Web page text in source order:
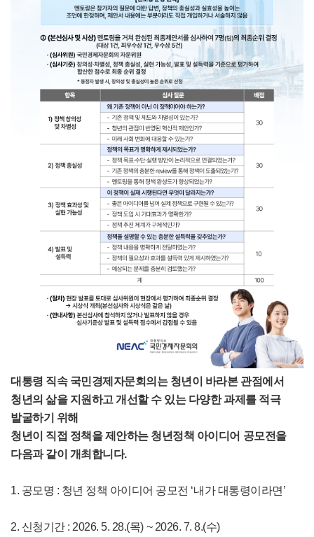
대통령 직속 국민경제자문회의는 청년이 바라본 관점에서
청년의 삶을 지원하고 개선할 수 있는 다양한 과제를 적극
발굴하기 위해
청년이 직접 정책을 제안하는 청년정책 아이디어 공모전을
다음과 같이 개최합니다.
1. 공모명 : 청년 정책 아이디어 공모전 ‘내가 대통령이라면’
2. 신청기간 : 2026. 5. 28.(목) ~ 2026. 7. 8.(수)